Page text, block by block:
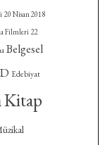
20 Nisan 2018
Filmleri 22
Belgesel
Edebiyat
Kitap